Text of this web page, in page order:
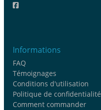
Informations
FAQ
Témoignages
Conditions d'utilisation
Politique de confidentialité
Comment commander